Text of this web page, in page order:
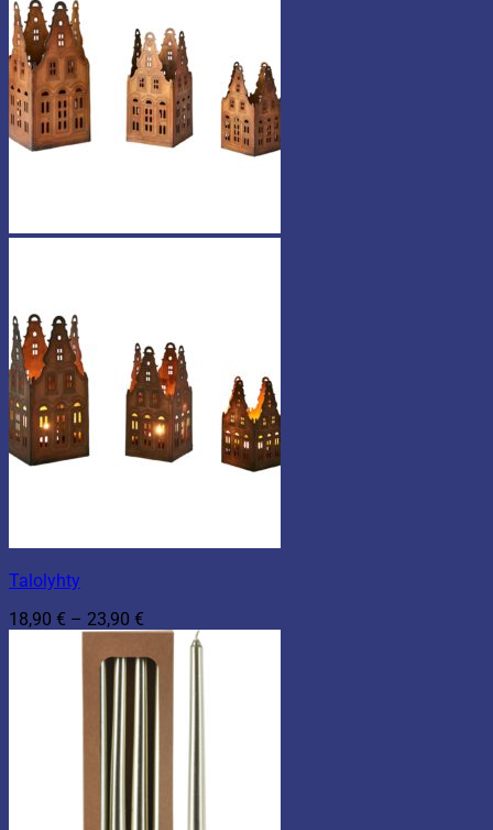
Talolyhty
18,90 € – 23,90 €
18,90 €
-
23,90 €